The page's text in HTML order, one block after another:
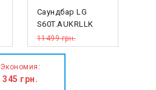
Саундбар LG
S60T.AUKRLLK
11499 грн.
11154грн.
Экономия :
345 грн.